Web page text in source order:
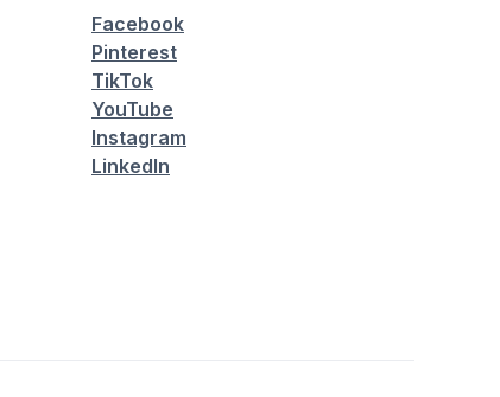
Facebook
Pinterest
TikTok
YouTube
Instagram
LinkedIn